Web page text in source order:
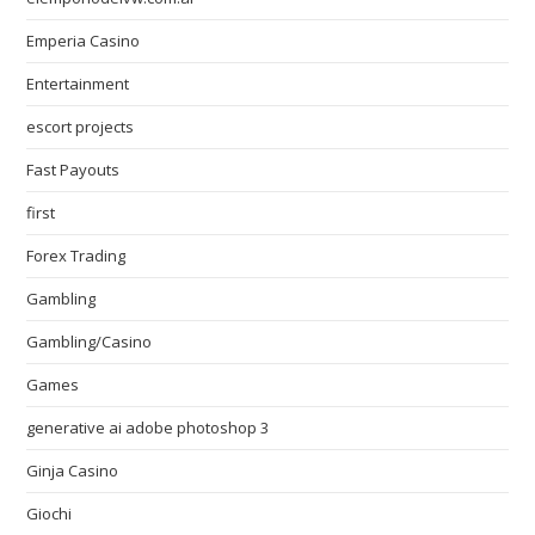
Emperia Casino
Entertainment
escort projects
Fast Payouts
first
Forex Trading
Gambling
Gambling/Casino
Games
generative ai adobe photoshop 3
Ginja Casino
Giochi